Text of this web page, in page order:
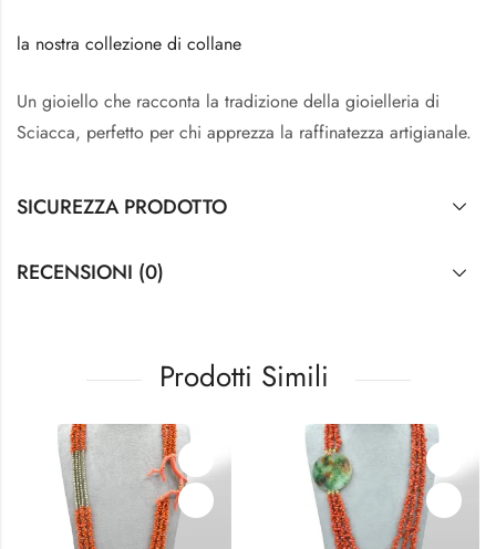
la nostra collezione di collane
Un gioiello che racconta la tradizione della gioielleria di
Sciacca, perfetto per chi apprezza la raffinatezza artigianale.
SICUREZZA PRODOTTO
RECENSIONI (0)
Prodotti Simili